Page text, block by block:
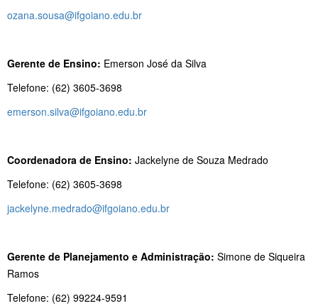
ozana.sousa@ifgoiano.edu.br
Gerente de Ensino: Emerson José da Silva
Telefone: (62) 3605-3698
emerson.silva@ifgoiano.edu.br
Coordenadora de Ensino: Jackelyne de Souza Medrado
Telefone: (62) 3605-3698
jackelyne.medrado@ifgoiano.edu.br
Gerente de Planejamento e Administração: Simone de Siqueira
Ramos
Telefone: (62) 99224-9591